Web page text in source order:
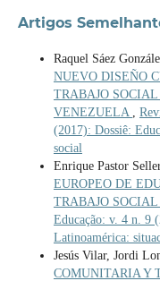
Artigos
Raquel Sáez
NUEVO DISEÑO
TRABAJO
VENEZUELA ,
(2017): Dossiê:
social
Enrique Pastor
EUROPEO DE
TRABAJO
Educação: v. 4 n. 9
Latinoamérica:
Jesús Vilar, Jordi
COMUNITARIA Y